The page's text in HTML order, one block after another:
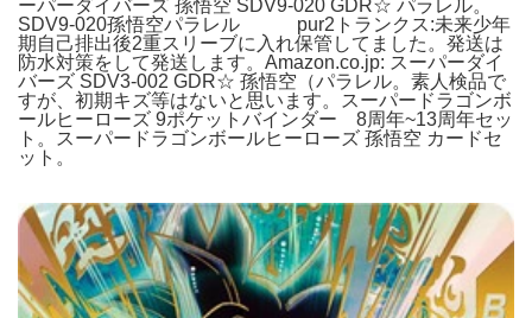
ーパーダイバーズ 孫悟空 SDV9-020 GDR☆ パラレル。
SDV9-020孫悟空パラレル pur2トランクス:未来少年
期自己排出後2重スリーブに入れ保管してました。発送は
防水対策をして発送します。Amazon.co.jp: スーパーダイ
バーズ SDV3-002 GDR☆ 孫悟空（パラレル。素人検品で
すが、初期キズ等はないと思います。スーパードラゴンボ
ールヒーローズ 9ポケットバインダー 8周年~13周年セッ
ト。スーパードラゴンボールヒーローズ 孫悟空 カードセ
ット。